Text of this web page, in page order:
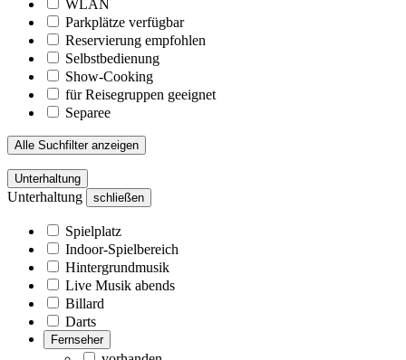
WLAN
Parkplätze verfügbar
Reservierung empfohlen
Selbstbedienung
Show-Cooking
für Reisegruppen geeignet
Separee
Alle Suchfilter anzeigen
Unterhaltung
Unterhaltung schließen
Spielplatz
Indoor-Spielbereich
Hintergrundmusik
Live Musik abends
Billard
Darts
Fernseher